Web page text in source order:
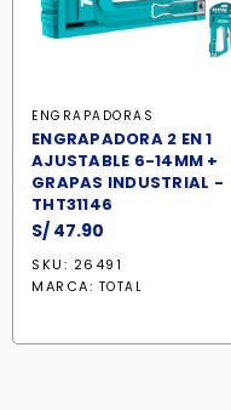
ENGRAPADORAS
ENGRAPADORA 2 EN 1
AJUSTABLE 6-14MM +
GRAPAS INDUSTRIAL -
THT31146
S/ 47.90
SKU: 26491
MARCA: TOTAL